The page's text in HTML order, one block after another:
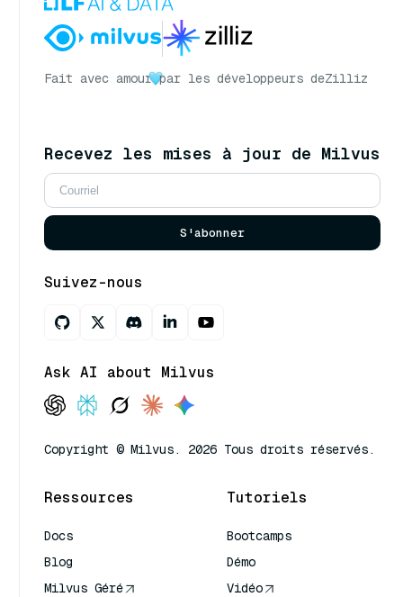
Fait avec amour par les développeurs deZilliz
Recevez les mises à jour de Milvus
S'abonner
Suivez-nous
Ask AI about Milvus
Copyright © Milvus. 2026 Tous droits réservés.
Ressources
Docs
Blog
Milvus Géré
Tutoriels
Bootcamps
Démo
Vidéo